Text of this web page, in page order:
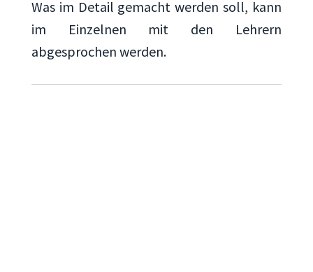
Was im Detail gemacht werden soll, kann
im Einzelnen mit den Lehrern
abgesprochen werden.